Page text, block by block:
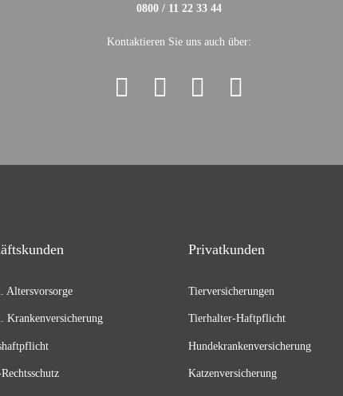
0800 / 11 22 33 44
Kontaktieren Sie uns auch über:
Altersvorsorge
Krankenversicherung
Privatkunden
Tierversicherungen
Tierhalter-Haftpflicht
Hundekrankenversicherung
Katzenversicherung